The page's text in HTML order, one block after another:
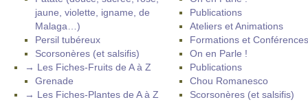
jaune, violette, igname, de
Malaga…)
Persil tubéreux
Scorsonères (et salsifis)
→ Les Fiches-Fruits de A à Z
Grenade
→ Les Fiches-Plantes de A à Z
Publications
Ateliers et Animations
Formations et Conférences
On en Parle !
Publications
Chou Romanesco
Scorsonères (et salsifis)